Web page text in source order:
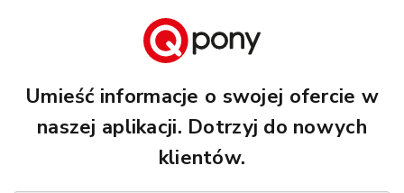
Umieść informacje o swojej ofercie w
naszej aplikacji. Dotrzyj do nowych
klientów.